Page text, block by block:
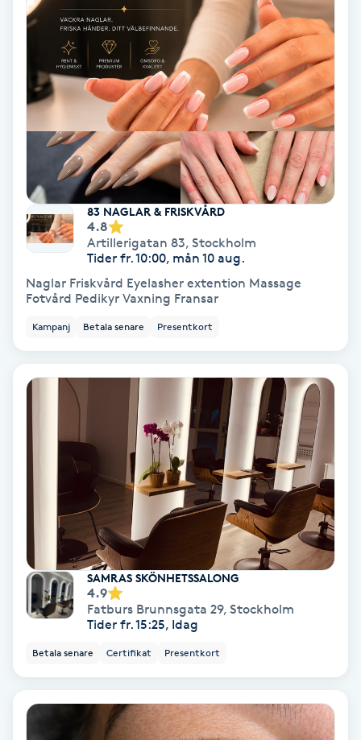
Personal shopper
Personlig tränare
Picolaser
Piercing
Pigmentbehandling
Pigmentfläckar
Plastikkirurgi
Powder brows
PRP (Platelet Rich Plasma)
PRX-T33
Radiofrekvens
Rakning
Reflexologi
83 NAGLAR & FRISKVÅRD
4.8
Artillerigatan 83, Stockholm
Tider fr. 10:00, mån 10 aug.
Naglar Friskvård Eyelasher extention Massage
Fotvård Pedikyr Vaxning Fransar
Kampanj Betala senare Presentkort
SAMRAS SKÖNHETSSALONG
4.9
Fatburs Brunnsgata 29, Stockholm
Tider fr. 15:25, Idag
Betala senare Certifikat Presentkort